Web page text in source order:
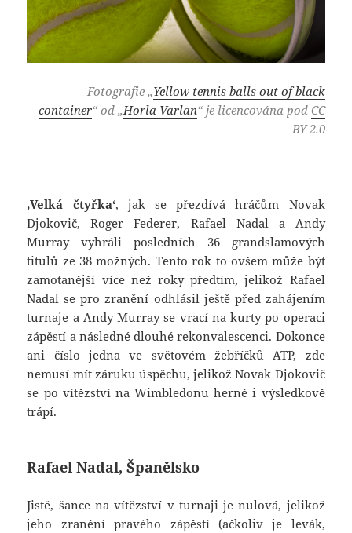
Fotografie „Yellow tennis balls out of black
container“ od „Horla Varlan“ je licencována pod CC
BY 2.0
‚Velká čtyřka‘, jak se přezdívá hráčům Novak
Djokovič, Roger Federer, Rafael Nadal a Andy
Murray vyhráli posledních 36 grandslamových
titulů ze 38 možných. Tento rok to ovšem může být
zamotanější více než roky předtím, jelikož Rafael
Nadal se pro zranění odhlásil ještě před zahájením
turnaje a Andy Murray se vrací na kurty po operaci
zápěstí a následné dlouhé rekonvalescenci. Dokonce
ani číslo jedna ve světovém žebříčků ATP, zde
nemusí mít záruku úspěchu, jelikož Novak Djokovič
se po vítězství na Wimbledonu herně i výsledkově
trápí.
Rafael Nadal, Španělsko
Jistě, šance na vítězství v turnaji je nulová, jelikož
jeho zranění pravého zápěstí (ačkoliv je levák,